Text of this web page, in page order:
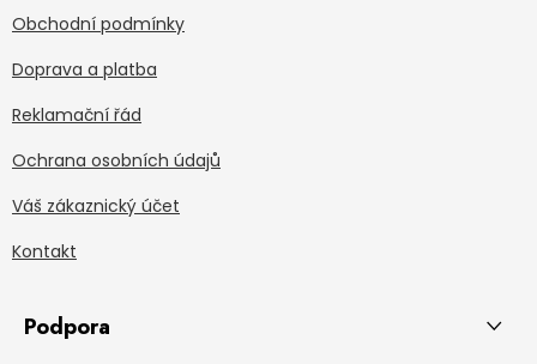
Obchodní podmínky
Doprava a platba
Reklamační řád
Ochrana osobních údajů
Váš zákaznický účet
Kontakt
Podpora